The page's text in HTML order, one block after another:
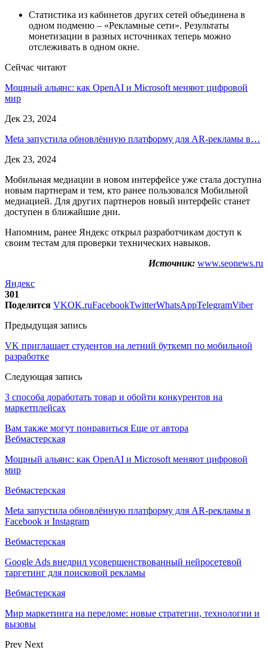
Статистика из кабинетов других сетей объединена в
одном подменю – «Рекламные сети». Результаты
монетизации в разных источниках теперь можно
отслеживать в одном окне.
Сейчас читают
Мощный альянс: как OpenAI и Microsoft меняют цифровой
мир
Дек 23, 2024
Meta запустила обновлённую платформу для AR-рекламы в…
Дек 23, 2024
Мобильная медиации в новом интерфейсе уже стала доступна
новым партнерам и тем, кто ранее пользовался Мобильной
медиацией. Для других партнеров новый интерфейс станет
доступен в ближайшие дни.
Напомним, ранее Яндекс открыл разработчикам доступ к
своим тестам для проверки технических навыков.
Источник: www.seonews.ru
Яндекс
301
Поделится VKOK.ruFacebookTwitterWhatsAppTelegramViber
Предыдущая запись
VK приглашает студентов на летний буткемп по мобильной
разработке
Следующая запись
3 способа доработать товар и обойти конкурентов на
маркетплейсах
Вам также могут понравиться Еще от автора
Вебмастерская
Мощный альянс: как OpenAI и Microsoft меняют цифровой
мир
Вебмастерская
Meta запустила обновлённую платформу для AR-рекламы в
Facebook и Instagram
Вебмастерская
Google Ads внедрил усовершенствованный нейросетевой
таргетинг для поисковой рекламы
Вебмастерская
Мир маркетинга на переломе: новые стратегии, технологии и
вызовы
Prev Next